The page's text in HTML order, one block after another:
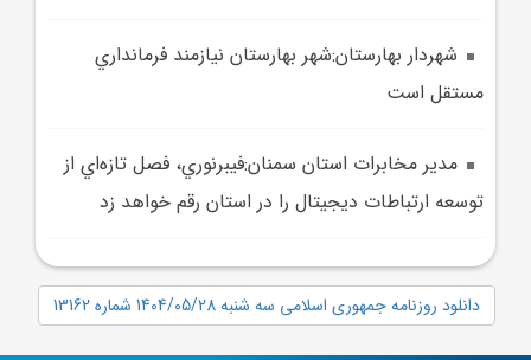
شهردار بهارستان:شهر بهارستان نيازمند فرمانداري
مستقل است
مدير مخابرات استان سمنان:فيبرنوري، فصل تازه‌اي از
توسعه ارتباطات ديجيتال را در استان رقم خواهد زد
دانلود روزنامه جمهوری اسلامی سه شنبه 1404/05/28 شماره 13162